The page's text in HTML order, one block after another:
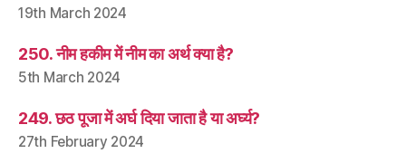
19th March 2024
250. नीम हकीम में नीम का अर्थ क्या है?
5th March 2024
249. छठ पूजा में अर्घ दिया जाता है या अर्घ्य?
27th February 2024